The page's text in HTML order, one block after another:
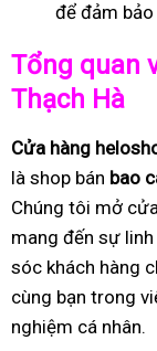
để đảm
Tổng quan
Thạch Hà
Cửa hàng
là shop bán bao
Chúng tôi mở
mang đến sự
sóc khách hàng
cùng bạn trong
nghiệm cá nhân.